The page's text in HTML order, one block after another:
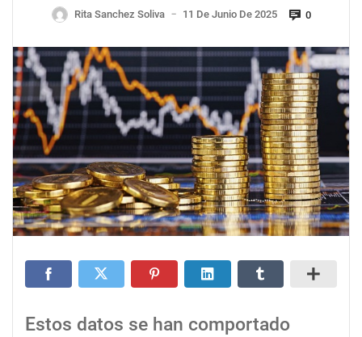
Rita Sanchez Soliva — 11 De Junio De 2025 0
Estos datos se han comportado